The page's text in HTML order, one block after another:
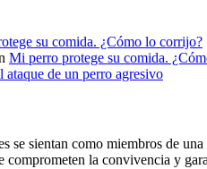
su comida. ¿Cómo lo corrijo?
Mi perro protege su comida.
de un perro agresivo
se sientan como miembros de
comprometen la convivencia y